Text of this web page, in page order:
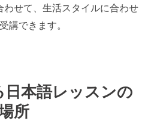
せて、生活スタイルに合わせ
講できます。
日本語レッスンの
所